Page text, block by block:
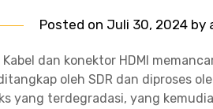
Posted on Juli 30, 2024 by
dan konektor HDMI
oleh SDR dan diproses
yang terdegradasi, yang